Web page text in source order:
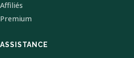
Affiliés
Premium
ASSISTANCE